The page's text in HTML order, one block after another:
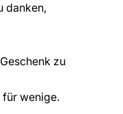
danken,
zu
für wenige.